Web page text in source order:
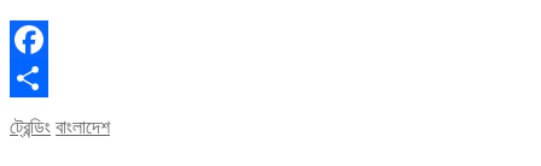
Facebook
Share
ট্রেন্ডিং বাংলাদেশ